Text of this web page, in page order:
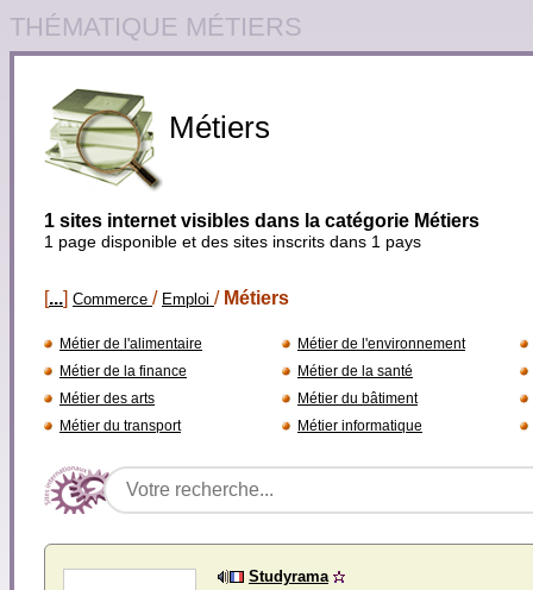
THÉMATIQUE MÉTIERS
Métiers
1 sites internet visibles dans la catégorie Métiers
1 page disponible et des sites inscrits dans 1 pays
[...] Commerce / Emploi / Métiers
Métier de l'alimentaire
Métier de l'environnement
Métier de la finance
Métier de la santé
Métier des arts
Métier du bâtiment
Métier du transport
Métier informatique
Studyrama